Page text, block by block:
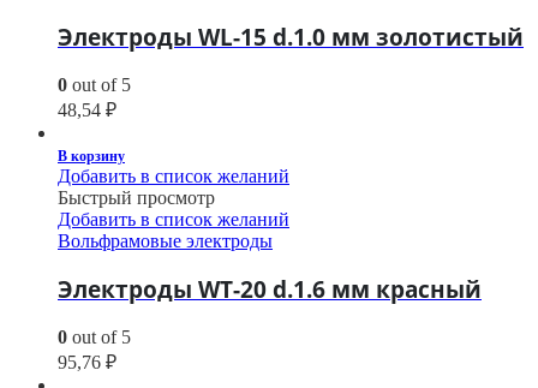
Электроды WL-15 d.1.0 мм золотистый
0 out of 5
48,54 ₽
В корзину
Добавить в список желаний
Быстрый просмотр
Добавить в список желаний
Вольфрамовые электроды
Электроды WT-20 d.1.6 мм красный
0 out of 5
95,76 ₽